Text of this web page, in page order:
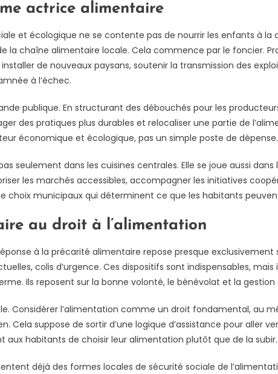
actrice alimentaire
et écologique ne se contente pas de nourrir les enfants à la
la chaîne alimentaire locale. Cela commence par le foncier.
de nouveaux paysans, soutenir la transmission des
à l’échec.
publique. En structurant des débouchés pour les
des pratiques plus durables et relocaliser une partie de
économique et écologique, pas un simple poste de dépense.
seulement dans les cuisines centrales. Elle se joue aussi dans
les marchés accessibles, accompagner les initiatives
choix municipaux qui déterminent ce que les habitants
au droit à l’alimentation
à la précarité alimentaire repose presque exclusivement
colis d’urgence. Ces dispositifs sont indispensables,
Ils reposent sur la bonne volonté, le bénévolat et la gestion
Considérer l’alimentation comme un droit fondamental, au
Cela suppose de sortir d’une logique d’assistance pour aller
habitants de choisir leur alimentation plutôt que de la subir.
déjà des formes locales de sécurité sociale de